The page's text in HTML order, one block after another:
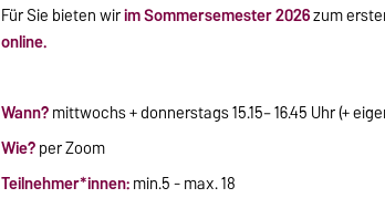
Für Sie bieten wirim Sommersemester 2026zum
online.
Wann?mittwochs + donnerstags 15.15– 16.45 Uhr (+
Wie?per Zoom
Teilnehmer*innen:min.5 - max. 18